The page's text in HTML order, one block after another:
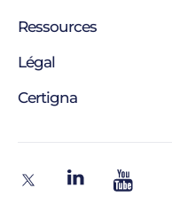
Signature en ligne
Certificat personne morale
Certigna Horodatage
Ressources
Support
Blog
Légal
Mentions légales
Autorités de certification
Politique de certification
Certigna
Recrutement